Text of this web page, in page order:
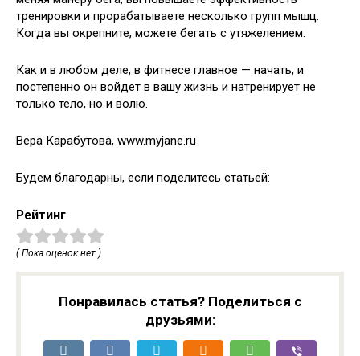
тренировки и прорабатываете несколько групп мышц.
Когда вы окрепните, можете бегать с утяжелением.
Как и в любом деле, в фитнесе главное — начать, и
постепенно он войдет в вашу жизнь и натренирует не
только тело, но и волю.
Вера Карабутова, www.myjane.ru
Будем благодарны, если поделитесь статьей:
Рейтинг
( Пока оценок нет )
Понравилась статья? Поделиться с
друзьями: